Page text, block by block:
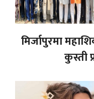
मिर्जापुरमा
कुस्ती